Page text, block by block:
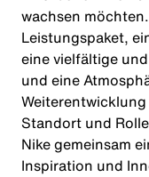
wachsen
Leistungspaket,
eine vielfältige
und eine
Standort und
Nike gemeinsam
Inspiration und